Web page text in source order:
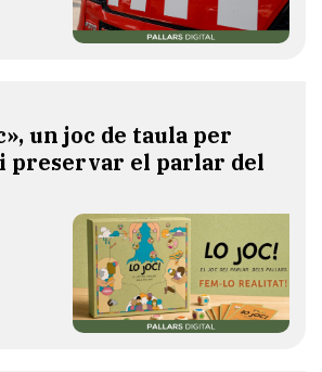
un joc de taula per
preservar el parlar del